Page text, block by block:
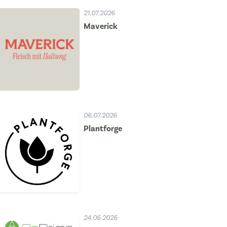
21.07.2026
Maverick
06.07.2026
Plantforge
24.06.2026